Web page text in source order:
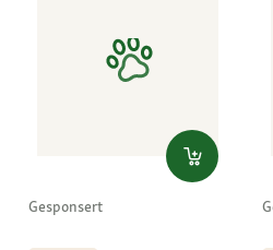
Gesponsert